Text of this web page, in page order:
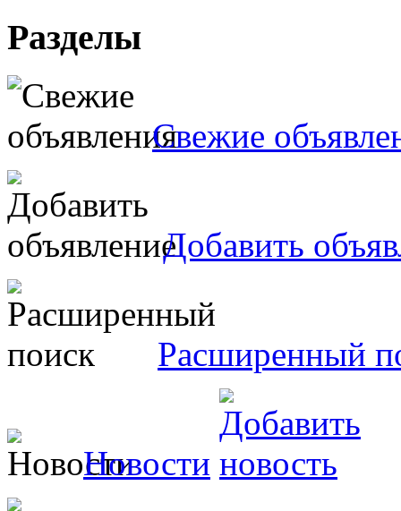
Разделы
Свежие
Добавить
Расширенный
Новости